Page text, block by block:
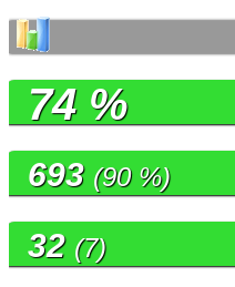
74 %
693 (90 %)
32 (7)